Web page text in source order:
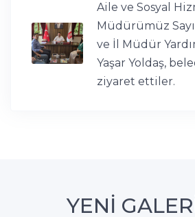
Aile ve Sosyal
Müdürümüz
ve İl Müdür
Yaşar Yoldaş,
ziyaret ettiler.
YENİ